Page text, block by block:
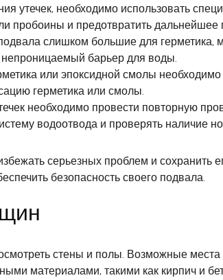
утечек, необходимо использовать
пробоины и предотвратить дальнейшее
слишком большие для герметика,
барьер для воды.
или эпоксидной смолы необходимо
герметика или смолы.
необходимо провести повторную
водоотвода и проверять наличие
серьезных проблем и сохранить
безопасность своего подвала.
стены и полы. Возможные
материалами, такими как кирпич и